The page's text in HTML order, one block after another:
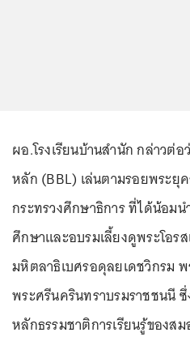
ผอ.โรงเรียนบ้านสำนัก กล่าวต่
หลัก (BBL) เล่นตามรอยพระยุ
กระทรวงศึกษาธิการ ที่ได้น้อม
ศึกษาและอบรมเลี้ยงดูพระโอร
มหิตลาธิเบศรอดุลยเดชวิกรม
พระศรีนครินทราบรมราชชนนี ซึ่
หลักธรรมชาติการเรียนรู้ของ